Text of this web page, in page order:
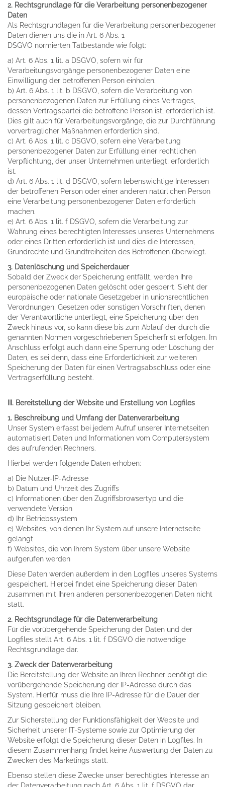
2. Rechtsgrundlage für die Verarbeitung personenbezogener
Daten
Als Rechtsgrundlagen für die Verarbeitung personenbezogener
Daten dienen uns die in Art. 6 Abs. 1
DSGVO normierten Tatbestände wie folgt:
a) Art. 6 Abs. 1 lit. a DSGVO, sofern wir für
Verarbeitungsvorgänge personenbezogener Daten eine
Einwilligung der betroffenen Person einholen.
b) Art. 6 Abs. 1 lit. b DSGVO, sofern die Verarbeitung von
personenbezogenen Daten zur Erfüllung eines Vertrages,
dessen Vertragspartei die betroffene Person ist, erforderlich ist.
Dies gilt auch für Verarbeitungsvorgänge, die zur Durchführung
vorvertraglicher Maßnahmen erforderlich sind.
c) Art. 6 Abs. 1 lit. c DSGVO, sofern eine Verarbeitung
personenbezogener Daten zur Erfüllung einer rechtlichen
Verpflichtung, der unser Unternehmen unterliegt, erforderlich
ist.
d) Art. 6 Abs. 1 lit. d DSGVO, sofern lebenswichtige Interessen
der betroffenen Person oder einer anderen natürlichen Person
eine Verarbeitung personenbezogener Daten erforderlich
machen.
e) Art. 6 Abs. 1 lit. f DSGVO, sofern die Verarbeitung zur
Wahrung eines berechtigten Interesses unseres Unternehmens
oder eines Dritten erforderlich ist und dies die Interessen,
Grundrechte und Grundfreiheiten des Betroffenen überwiegt.
3. Datenlöschung und Speicherdauer
Sobald der Zweck der Speicherung entfällt, werden Ihre
personenbezogenen Daten gelöscht oder gesperrt. Sieht der
europäische oder nationale Gesetzgeber in unionsrechtlichen
Verordnungen, Gesetzen oder sonstigen Vorschriften, denen
der Verantwortliche unterliegt, eine Speicherung über den
Zweck hinaus vor, so kann diese bis zum Ablauf der durch die
genannten Normen vorgeschriebenen Speicherfrist erfolgen. Im
Anschluss erfolgt auch dann eine Sperrung oder Löschung der
Daten, es sei denn, dass eine Erforderlichkeit zur weiteren
Speicherung der Daten für einen Vertragsabschluss oder eine
Vertragserfüllung besteht.
III. Bereitstellung der Website und Erstellung von Logfiles
1. Beschreibung und Umfang der Datenverarbeitung
Unser System erfasst bei jedem Aufruf unserer Internetseiten
automatisiert Daten und Informationen vom Computersystem
des aufrufenden Rechners.
Hierbei werden folgende Daten erhoben:
a) Die Nutzer-IP-Adresse
b) Datum und Uhrzeit des Zugriffs
c) Informationen über den Zugriffsbrowsertyp und die
verwendete Version
d) Ihr Betriebssystem
e) Websites, von denen Ihr System auf unsere Internetseite
gelangt
f) Websites, die von Ihrem System über unsere Website
aufgerufen werden
Diese Daten werden außerdem in den Logfiles unseres Systems
gespeichert. Hierbei findet eine Speicherung dieser Daten
zusammen mit Ihren anderen personenbezogenen Daten nicht
statt.
2. Rechtsgrundlage für die Datenverarbeitung
Für die vorübergehende Speicherung der Daten und der
Logfiles stellt Art. 6 Abs. 1 lit. f DSGVO die notwendige
Rechtsgrundlage dar.
3. Zweck der Datenverarbeitung
Die Bereitstellung der Website an Ihren Rechner benötigt die
vorübergehende Speicherung der IP-Adresse durch das
System. Hierfür muss die Ihre IP-Adresse für die Dauer der
Sitzung gespeichert bleiben.
Zur Sicherstellung der Funktionsfähigkeit der Website und
Sicherheit unserer IT-Systeme sowie zur Optimierung der
Website erfolgt die Speicherung dieser Daten in Logfiles. In
diesem Zusammenhang findet keine Auswertung der Daten zu
Zwecken des Marketings statt.
Ebenso stellen diese Zwecke unser berechtigtes Interesse an
der Datenverarbeitung nach Art. 6 Abs. 1 lit. f DSGVO dar.